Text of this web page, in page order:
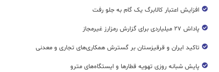
افزایش اعتبار کالابرگ یک گام به جلو رفت
پاداش ۲۷ میلیاردی برای گزارش رمزارز غیرمجاز
تاکید ایران و قرقیزستان بر گسترش همکاری‌های تجاری و معدنی
پایش شبانه روزی تهویه قطار‌ها و ایستگاه‌های مترو